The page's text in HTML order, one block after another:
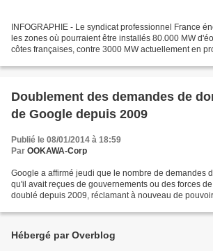
INFOGRAPHIE - Le syndicat professionnel France
les zones où pourraient être installés 80.000 MW
côtes françaises, contre 3000 MW actuellement en
Doublement des demandes de
de Google depuis 2009
Publié le 08/01/2014 à 18:59
Par OOKAWA-Corp
Google a affirmé jeudi que le nombre de demandes
qu'il avait reçues de gouvernements ou des forces
doublé depuis 2009, réclamant à nouveau de
Hébergé par Overblog